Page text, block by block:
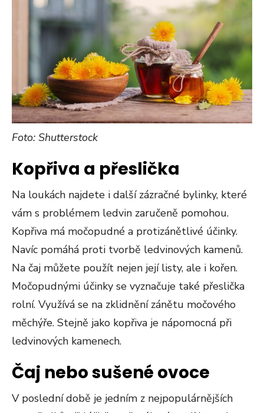
Foto: Shutterstock
Kopřiva a přeslička
Na loukách najdete i další zázračné bylinky, které
vám s problémem ledvin zaručeně pomohou.
Kopřiva má močopudné a protizánětlivé účinky.
Navíc pomáhá proti tvorbě ledvinových kamenů.
Na čaj můžete použít nejen její listy, ale i kořen.
Močopudnými účinky se vyznačuje také přeslička
rolní. Využívá se na zklidnění zánětu močového
měchýře. Stejně jako kopřiva je nápomocná při
ledvinových kamenech.
Čaj nebo sušené ovoce
V poslední době je jedním z nejpopulárnějších